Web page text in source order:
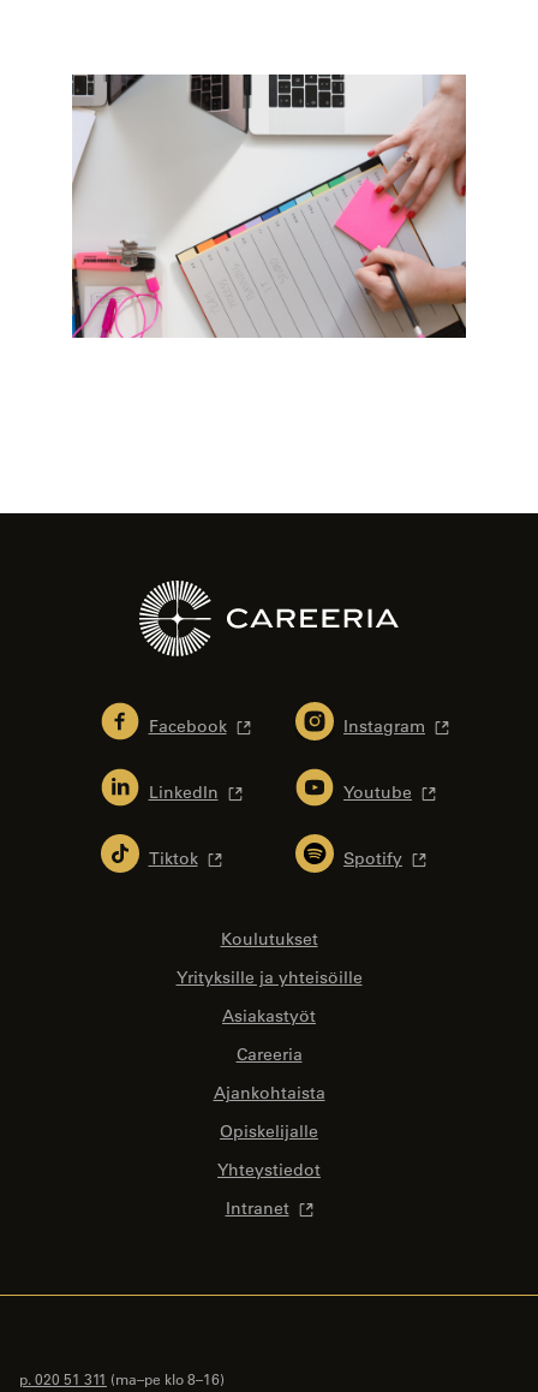
Facebook Instagram
LinkedIn Youtube
Tiktok Spotify
Koulutukset
Yrityksille ja yhteisöille
Asiakastyöt
Careeria
Ajankohtaista
Opiskelijalle
Yhteystiedot
Intranet
p. 020 51 311 (ma–pe klo 8–16)